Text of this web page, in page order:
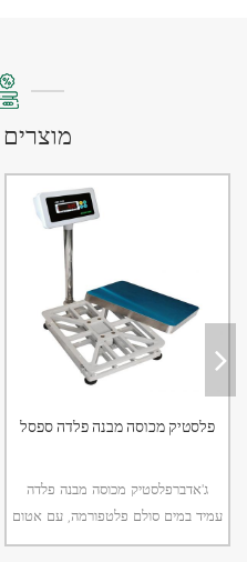
פלסטיק מכוסה מבנה פלדה ספסל
ג'אדברפלסטיק מכוסה מבנה פלדה
עמיד במים סולם פלטפורמה, עם אטום
PCBואת תא העומס, הוא אידיאלי